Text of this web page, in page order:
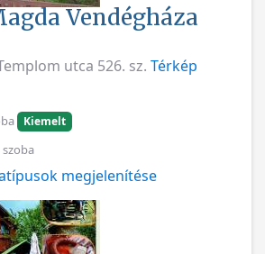
Vendégháza
utca 526. sz. Térkép
Kiemelt
megjelenítése